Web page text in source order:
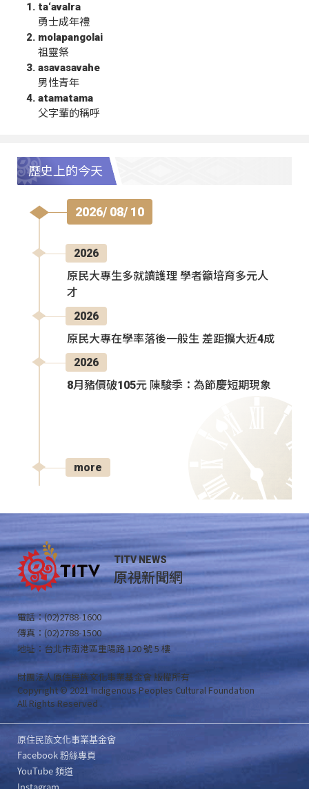
ta‘avalra
勇士成年禮
molapangolai
祖靈祭
asavasavahe
男性青年
atamatama
父字輩的稱呼
歷史上的今天
2026/ 08/ 10
2026
原民大專生多就讀護理 學者籲培育多元人
才
2026
原民大專在學率落後一般生 差距擴大近4成
2026
8月豬價破105元 陳駿季：為節慶短期現象
more
TITV NEWS
原視新聞網
電話：(02)2788-1600
傳真：(02)2788-1500
地址：台北市南港區重陽路 120 號 5 樓
財團法人原住民族文化事業基金會 版權所有
Copyright © 2021 Indigenous Peoples Cultural Foundation
All Rights Reserved .
原住民族文化事業基金會
Facebook 粉絲專頁
YouTube 頻道